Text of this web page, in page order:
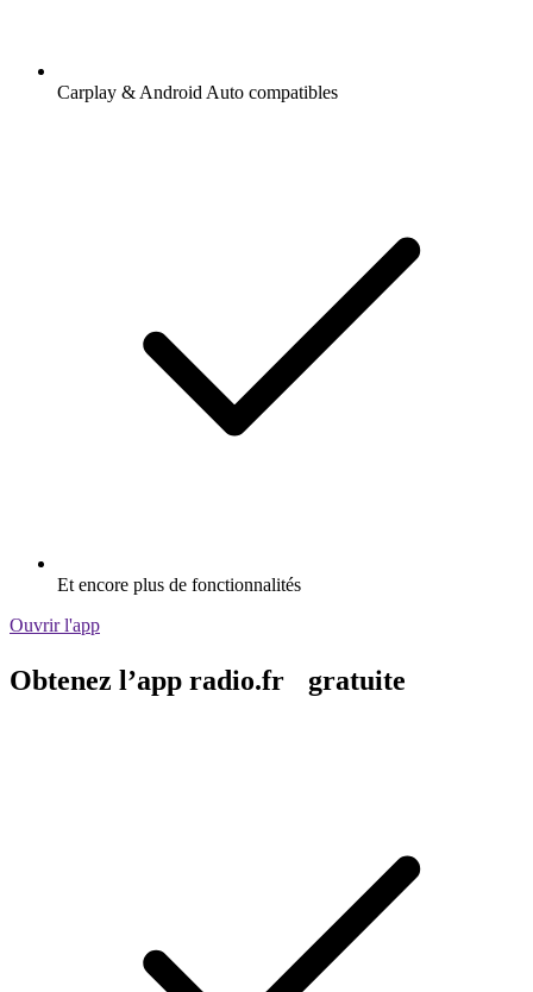
Carplay & Android Auto compatibles
Et encore plus de fonctionnalités
Ouvrir l'app
Obtenez l’app radio.fr gratuite